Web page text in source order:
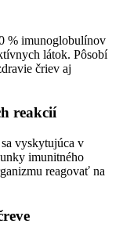
% imunoglobulínov
látok. Pôsobí
čriev aj
reakcií
vyskytujúca v
imunitného
reagovať na